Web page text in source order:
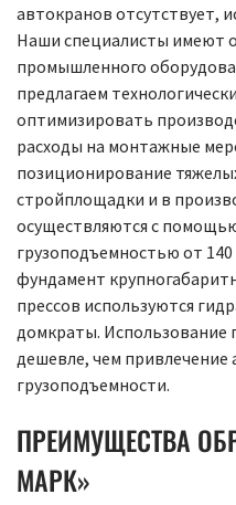
автокранов отсутствует,
Наши специалисты имеют
промышленного
предлагаем
оптимизировать
расходы на монтажные
позиционирование
стройплощадки и в
осуществляются с
грузоподъемностью от
фундамент
прессов используются
домкраты. Использование
дешевле, чем
грузоподъемности.
ПРЕИМУЩЕСТВА
МАРК»